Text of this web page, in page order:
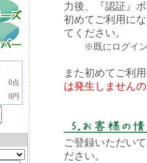
0点
0円
力後、『認証』
初めてご利用に
てください。
※既にログイ
また初めてご利
は発生しません
ご登録いただい
ださい。